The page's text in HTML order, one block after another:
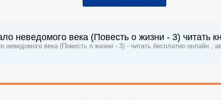
неведомого века (Повесть о жизни - 3) читать
неведомого века (Повесть о жизни - 3) - читать бесплатно онлайн ,